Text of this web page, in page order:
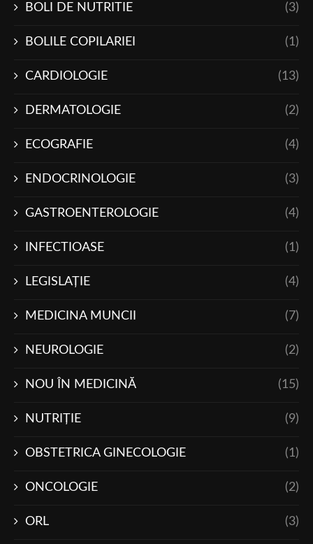
BOLI DE NUTRITIE (3)
BOLILE COPILARIEI (1)
CARDIOLOGIE (13)
DERMATOLOGIE (2)
ECOGRAFIE (4)
ENDOCRINOLOGIE (3)
GASTROENTEROLOGIE (4)
INFECTIOASE (1)
LEGISLAŢIE (4)
MEDICINA MUNCII (7)
NEUROLOGIE (2)
NOU ÎN MEDICINĂ (15)
NUTRIŢIE (9)
OBSTETRICA GINECOLOGIE (1)
ONCOLOGIE (2)
ORL (3)